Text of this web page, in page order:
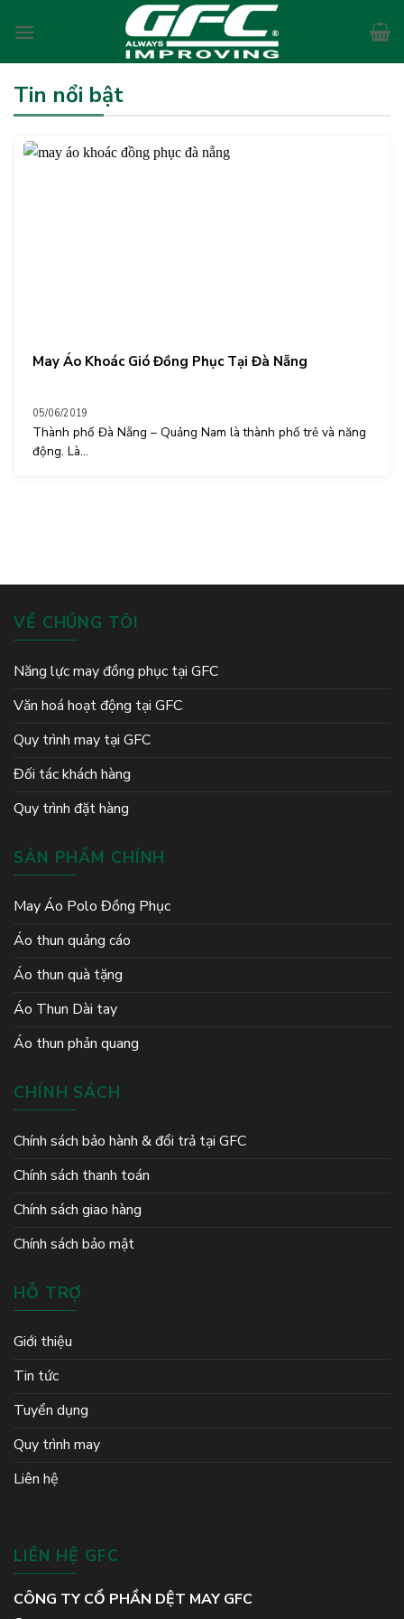
Tin nổi bật
May Áo Khoác Gió Đồng Phục Tại Đà Nẵng
05/06/2019
Thành phố Đà Nẵng – Quảng Nam là thành phố trẻ và năng
động. Là...
VỀ CHÚNG TÔI
Năng lực may đồng phục tại GFC
Văn hoá hoạt động tại GFC
Quy trình may tại GFC
Đối tác khách hàng
Quy trình đặt hàng
SẢN PHẨM CHÍNH
May Áo Polo Đồng Phục
Áo thun quảng cáo
Áo thun quà tặng
Áo Thun Dài tay
Áo thun phản quang
CHÍNH SÁCH
Chính sách bảo hành & đổi trả tại GFC
Chính sách thanh toán
Chính sách giao hàng
Chính sách bảo mật
HỖ TRỢ
Giới thiệu
Tin tức
Tuyển dụng
Quy trình may
Liên hệ
LIÊN HỆ GFC
CÔNG TY CỔ PHẦN DỆT MAY GFC